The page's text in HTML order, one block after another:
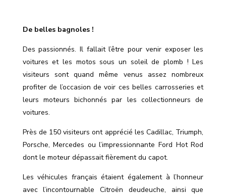
De belles bagnoles !
Des passionnés. Il fallait l’être pour venir exposer les
voitures et les motos sous un soleil de plomb ! Les
visiteurs sont quand même venus assez nombreux
profiter de l’occasion de voir ces belles carrosseries et
leurs moteurs bichonnés par les collectionneurs de
voitures.
Près de 150 visiteurs ont apprécié les Cadillac, Triumph,
Porsche, Mercedes ou l’impressionnante Ford Hot Rod
dont le moteur dépassait fièrement du capot.
Les véhicules français étaient également à l’honneur
avec l’incontournable Citroën deudeuche, ainsi que